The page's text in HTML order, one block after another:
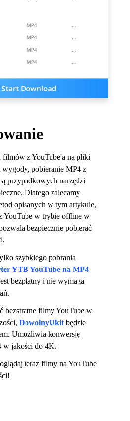
filmów z YouTube'a na pliki
wygody, pobieranie MP4 z
przypadkowych narzędzi
Dlatego zalecamy
opisanych w tym artykule,
YouTube w trybie offline w
bezpiecznie pobierać
szybkiego pobrania
YTB YouTube na MP4
bezpłatny i nie wymaga
bezstratne filmy YouTube w
DowolnyUkit będzie
Umożliwia konwersję
w jakości do 4K.
teraz filmy na YouTube